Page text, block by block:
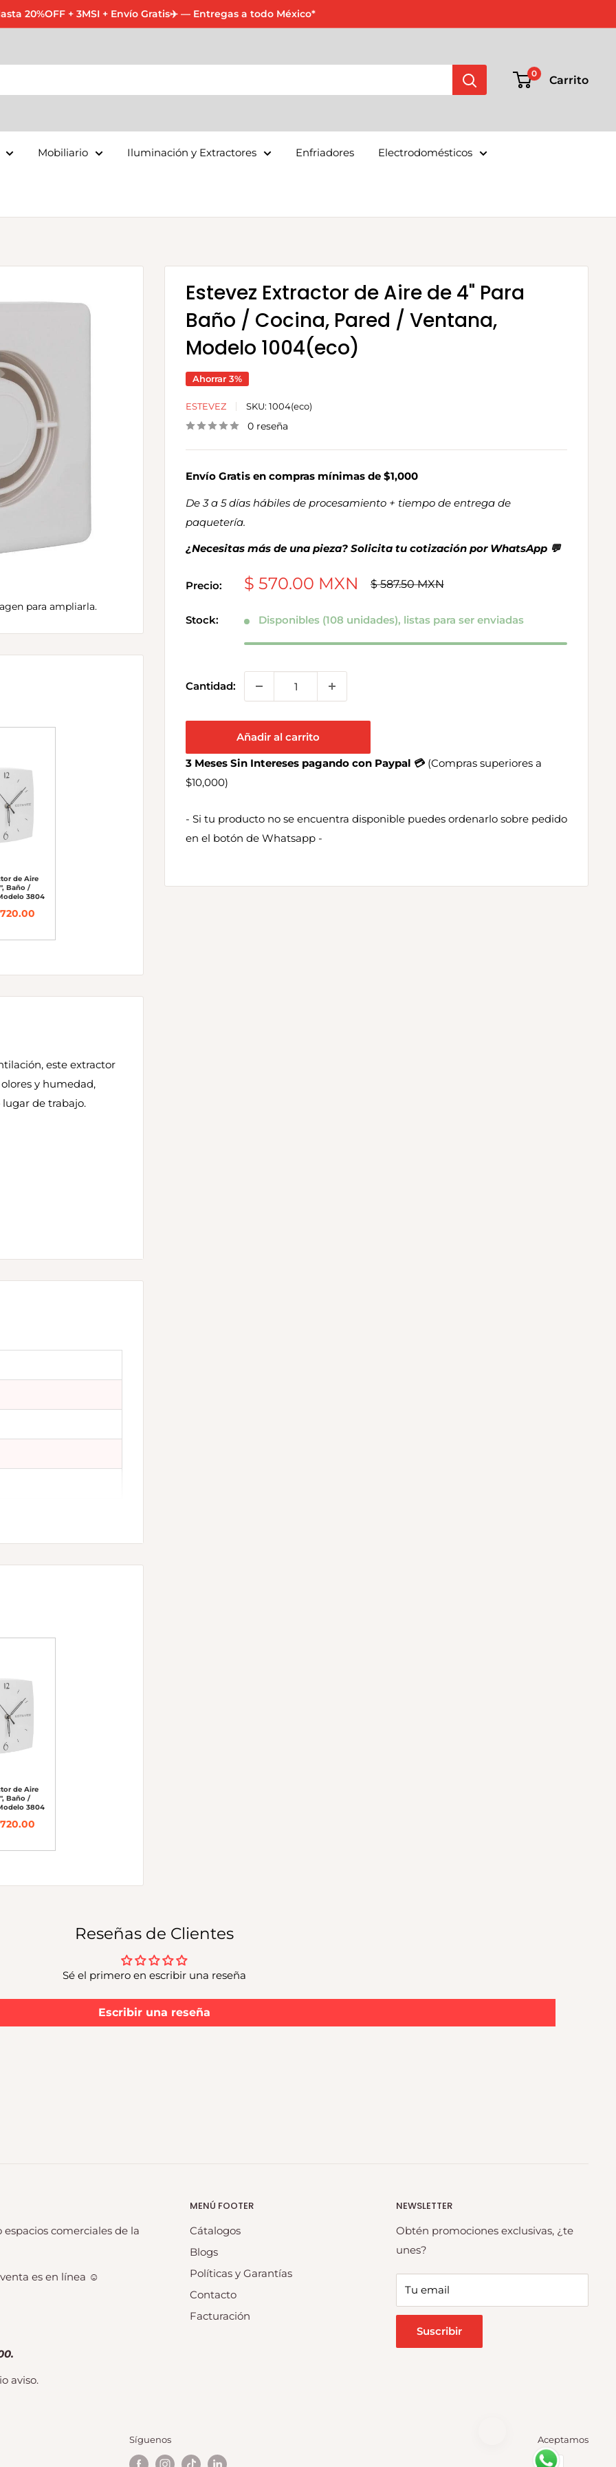
20%OFF + 3MSI + Envío Gratis✈️ — Entregas a todo México*
0 Carrito
Mobiliario Iluminación y Extractores Enfriadores Electrodomésticos
para ampliarla.
Estevez Extractor de Aire de 4" Para
Baño / Cocina, Pared / Ventana,
Modelo 1004(eco)
Ahorrar 3%
ESTEVEZ SKU: 1004(eco)
0 reseña
Envío Gratis en compras mínimas de $1,000
De 3 a 5 días hábiles de procesamiento + tiempo de entrega de
paquetería.
¿Necesitas más de una pieza? Solicita tu cotización por WhatsApp 💬
Precio:
Precio
venta
$ 570.00 MXN
Precio
$ 587.50 MXN
Stock: Disponibles (108 unidades), listas para ser enviadas
Cantidad:
Añadir al carrito
3 Meses Sin Intereses pagando con Paypal 💳 (Compras superiores a
$10,000)
- Si tu producto no se encuentra disponible puedes ordenarlo sobre pedido
en el botón de Whatsapp -
de Aire
Baño /
3804
este extractor
y humedad,
de trabajo.
de Aire
Baño /
3804
Reseñas de Clientes
Sé el primero en escribir una reseña
Escribir una reseña
comerciales de la
es en línea ☺️
aviso.
MENÚ FOOTER
Cátalogos
Blogs
Políticas y Garantías
Contacto
Facturación
NEWSLETTER
Obtén promociones exclusivas, ¿te
unes?
Tu email
Suscribir
Síguenos Aceptamos